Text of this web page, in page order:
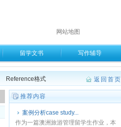
网站地图
留学文书 写作辅导
Reference格式 返回首页
推荐内容
案例分析case study...
作为一篇澳洲旅游管理留学生作业，本